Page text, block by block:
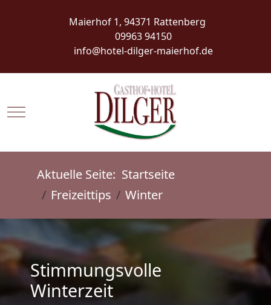
Maierhof 1, 94371 Rattenberg
09963 94150
info@hotel-dilger-maierhof.de
Mobile Menu Toggle
Aktuelle Seite: Startseite
Freizeittips
Winter
Stimmungsvolle
Winterzeit